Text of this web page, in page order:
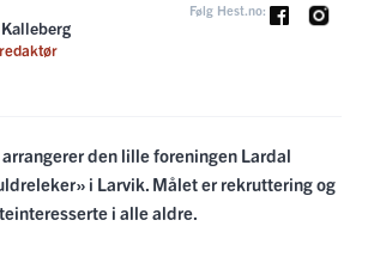
Følg Hest.no:
den lille foreningen Lardal
i Larvik. Målet er rekruttering og
i alle aldre.